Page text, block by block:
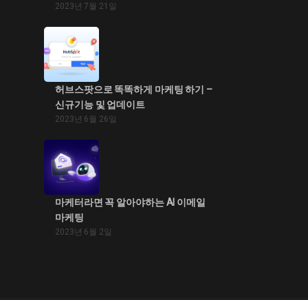
2023년 7월 21일
허브스팟으로 똑똑하게 마케팅 하기 –
신규기능 및 업데이트
2023년 6월 26일
마케터라면 꼭 알아야하는 AI 이메일
마케팅
2023년 6월 2일